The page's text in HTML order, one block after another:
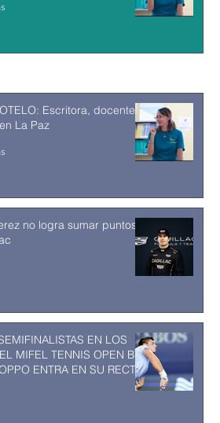
Escritora, docente y
La Paz
no logra sumar puntos
EN LOS
MIFEL TENNIS OPEN BY
ENTRA EN SU RECTA